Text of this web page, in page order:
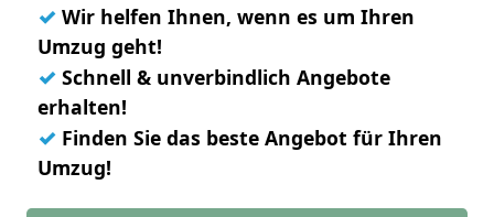
✓ Wir helfen Ihnen, wenn es um Ihren
Umzug geht!
✓ Schnell & unverbindlich Angebote
erhalten!
✓ Finden Sie das beste Angebot für Ihren
Umzug!